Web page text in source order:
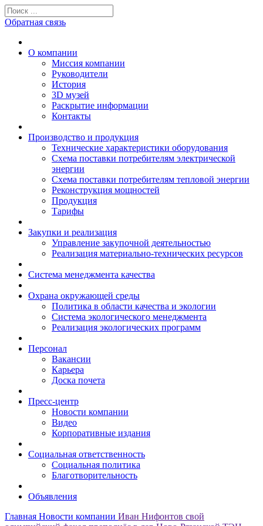
Обратная связь
О компании
Миссия компании
Руководители
История
3D музей
Раскрытие информации
Контакты
Производство и продукция
Технические характеристики оборудования
Схема поставки потребителям электрической
энергии
Схема поставки потребителям тепловой энергии
Реконструкция мощностей
Продукция
Тарифы
Закупки и реализация
Управление закупочной деятельностью
Реализация материально-технических ресурсов
Система менеджмента качества
Охрана окружающей среды
Политика в области качества и экологии
Система экологического менеджмента
Реализация экологических программ
Персонал
Вакансии
Карьера
Доска почета
Пресс-центр
Новости компании
Видео
Корпоративные издания
Социальная ответственность
Социальная политика
Благотворительность
Объявления
Главная Новости компании Иван Нифонтов свой